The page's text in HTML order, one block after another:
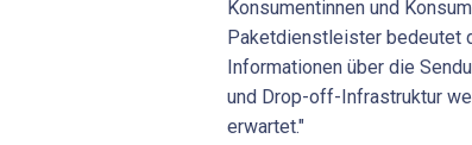
Konsumentinnen und
Paketdienstleister bedeutet
Informationen über die
und Drop-off-Infrastruktur
erwartet."